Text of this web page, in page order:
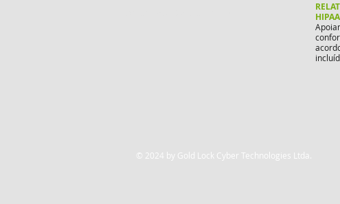
© 2024 by Gold Lock Cyber